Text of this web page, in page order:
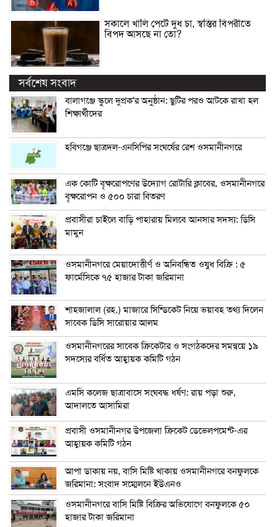
সকালে খালি পেটে দুধ চা, স্বস্তির বিপরীতে
বিপদ আসছে না তো?
সর্বশেষ সংবাদ
বালাগঞ্জে স্কুলে দুপ্রক’র অনুষ্ঠান: ছুটির পরও আটকে রাখা হল
শিক্ষার্থীদের
হবিগঞ্জে ছাত্রদল-এনসিপির সংঘর্ষের রেশ ওসমানীনগরে
এক কোটি বৃক্ষরোপণের উদ্যোগ রোটারি ক্লাবের, ওসমানীনগরে
বৃক্ষরোপন ও ৫০০ চারা বিতরণ
প্রবাসীরা চাইলে বাড়ি পাহারায় মিলবে আনসার সদস্য: ডিসি
মামুন
ওসমানীনগরে মেয়াদোত্তীর্ণ ও অনিবন্ধিত ওষুধ বিক্রি : ৫
ফার্মেসিকে ৭৫ হাজার টাকা জরিমানা
শাহজালাল (রহ.) মাজারে সিন্ডিকেট নিয়ে ভয়াবহ তথ্য দিলেন
সাবেক ডিসি সারোয়ার আলম
ওসমানীনগরের সাবেক ক্রিকেটার ও সংগঠকদের সমন্বয়ে ১৯
সদস্যের বর্ধিত আহ্বায়ক কমিটি গঠন
এম‌সি কলেজ ছাত্রাবাসে সংঘবদ্ধ ধর্ষণ: রায় পড়া শুরু,
আদালতে আসামিরা
প্রবাসী ওসমানীনগর উপজেলা ক্রিকেট ডেভেলপমেন্ট-এর
আহ্বায়ক কমিটি গঠন
আপা ডাকায় নয়, বাসি মিষ্টি থাকায় ওসমানীনগরে বনফুলকে
জরিমানা: সংবাদ সম্মেলনে ইউএনও
ওসমানীনগরে বাসি মিষ্টি বিক্রির অভিযোগে বনফুলকে ৫০
হাজার টাকা জরিমানা